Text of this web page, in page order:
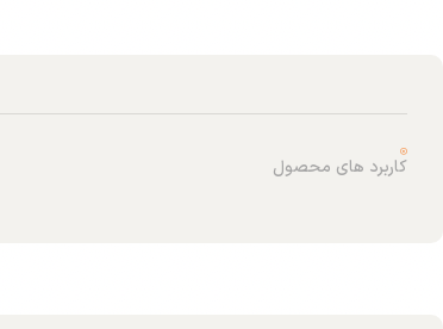
کاربرد های محصول